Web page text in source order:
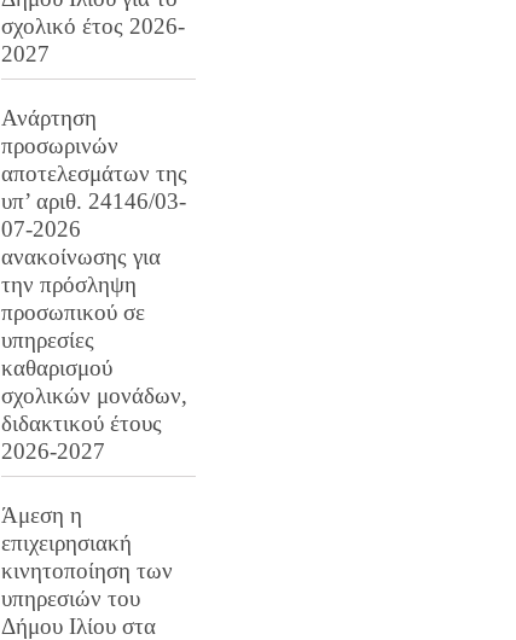
σχολικό έτος 2026-
2027
Ανάρτηση
προσωρινών
αποτελεσμάτων της
υπ’ αριθ. 24146/03-
07-2026
ανακοίνωσης για
την πρόσληψη
προσωπικού σε
υπηρεσίες
καθαρισμού
σχολικών μονάδων,
διδακτικού έτους
2026-2027
Άμεση η
επιχειρησιακή
κινητοποίηση των
υπηρεσιών του
Δήμου Ιλίου στα